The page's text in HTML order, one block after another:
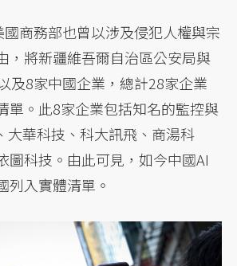
商務部也曾以涉及侵犯人權與宗
，將新疆維吾爾自治區公安局與
及8家中國企業，總計28家企業
單。此8家企業包括知名的監控與
大華科技、科大訊飛、商湯科
圖科技。由此可見，如今中國AI
列入實體清單。